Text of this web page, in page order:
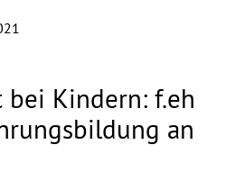
Kindern: f.eh
an